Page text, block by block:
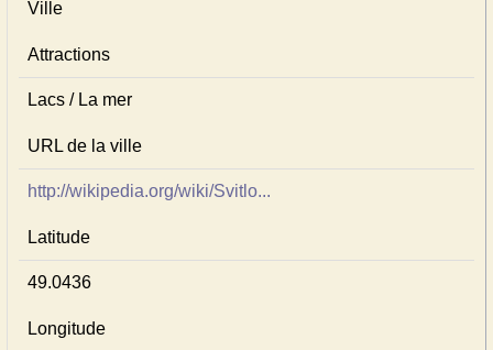
Ville
Attractions
Lacs / La mer
URL de la ville
http://wikipedia.org/wiki/Svitlo...
Latitude
49.0436
Longitude